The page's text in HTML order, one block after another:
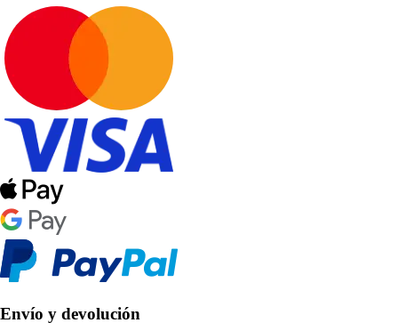
Envío y devolución